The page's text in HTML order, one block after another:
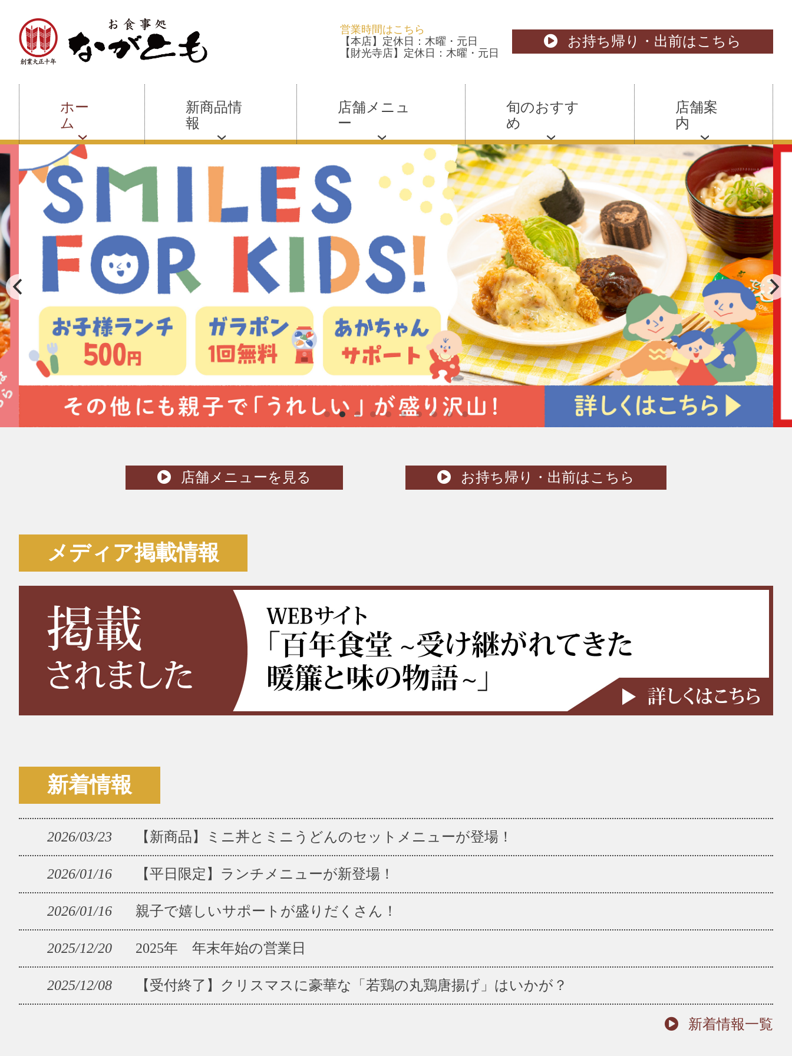
お持ち帰り・出前はこちら
営業時間はこちら
【本店】定休日：木曜・元日
【財光寺店】定休日：木曜・元日
ホー
ム
新商品情
報
店舗メニュ
ー
旬のおすす
め
店舗案
内
店舗メニューを見る お持ち帰り・出前はこちら
メディア掲載情報
新着情報
2026/03/23 【新商品】ミニ丼とミニうどんのセットメニューが登場！
2026/01/16 【平日限定】ランチメニューが新登場！
2026/01/16 親子で嬉しいサポートが盛りだくさん！
2025/12/20 2025年 年末年始の営業日
2025/12/08 【受付終了】クリスマスに豪華な「若鶏の丸鶏唐揚げ」はいかが？
新着情報一覧